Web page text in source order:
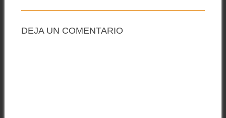
DEJA UN COMENTARIO